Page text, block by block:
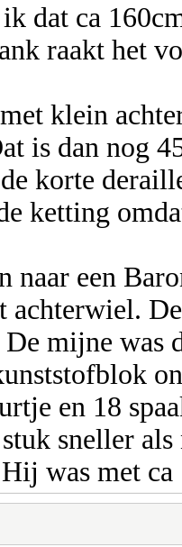
dat ca
raakt het
klein
is dan nog
korte
ketting
naar een
achterwiel.
mijne was
en 18
sneller
was met